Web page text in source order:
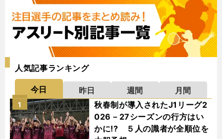
人気記事ランキング
今日 昨日 週間
月間
秋春制が導入されたJ1リーグ2
026－27シーズンの行方はい
かに!? ５人の識者が全順位を
1